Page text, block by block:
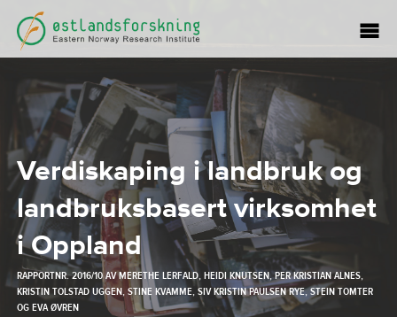
Verdiskaping i landbruk og
landbruksbasert virksomhet
i Oppland
RAPPORTNR. 2016/10 AVMERETHE LERFALD,HEIDI KNUTSEN,PER KRISTIAN ALNES,
KRISTIN TOLSTAD UGGEN,STINE KVAMME,SIV KRISTIN PAULSEN RYE,STEIN TOMTER
OGEVA ØVREN